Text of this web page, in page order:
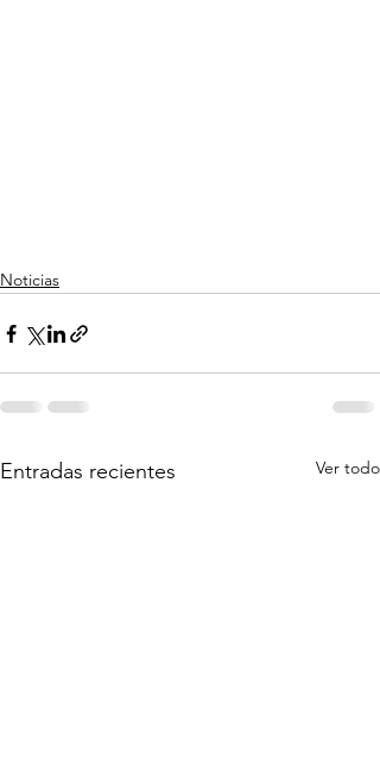
Noticias
Entradas recientes Ver todo